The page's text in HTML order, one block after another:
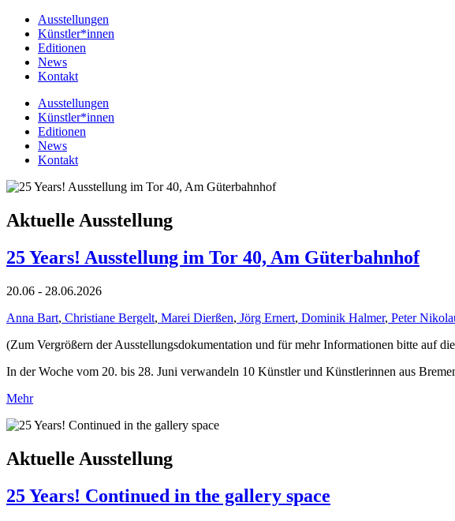
Ausstellungen
Künstler*innen
Editionen
News
Kontakt
Ausstellungen
Künstler*innen
Editionen
News
Kontakt
Aktuelle Ausstellung
25 Years! Ausstellung im Tor 40, Am Güterbahnhof
20.06 - 28.06.2026
Anna Bart, Christiane Bergelt, Marei Dierßen, Jörg Ernert, Dominik Halmer, Peter
(Zum Vergrößern der Ausstellungsdokumentation und für mehr Informationen bitte auf
In der Woche vom 20. bis 28. Juni verwandeln 10 Künstler und Künstlerinnen aus
Mehr
Aktuelle Ausstellung
25 Years! Continued in the gallery space